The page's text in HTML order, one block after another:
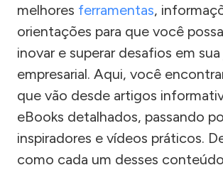
melhores ferramentas,
orientações para que você
inovar e superar desafios em
empresarial. Aqui, você
que vão desde artigos
eBooks detalhados, passando
inspiradores e vídeos práticos.
como cada um desses